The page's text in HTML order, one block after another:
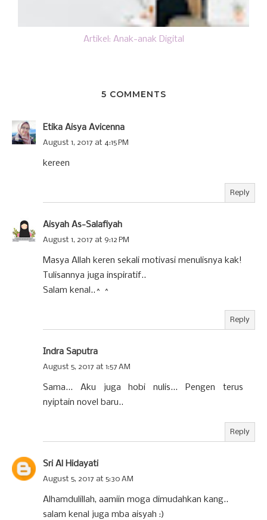
Artikel: Anak-anak Digital
5 COMMENTS
Etika Aisya Avicenna
August 1, 2017 at 4:15 PM
kereen
Reply
Aisyah As-Salafiyah
August 1, 2017 at 9:12 PM
Masya Allah keren sekali motivasi menulisnya kak!
Tulisannya juga inspiratif..
Salam kenal..^ ^
Reply
Indra Saputra
August 5, 2017 at 1:57 AM
Sama... Aku juga hobi nulis... Pengen terus
nyiptain novel baru..
Reply
Sri Al Hidayati
August 5, 2017 at 5:30 AM
Alhamdulillah, aamiin moga dimudahkan kang..
salam kenal juga mba aisyah :)